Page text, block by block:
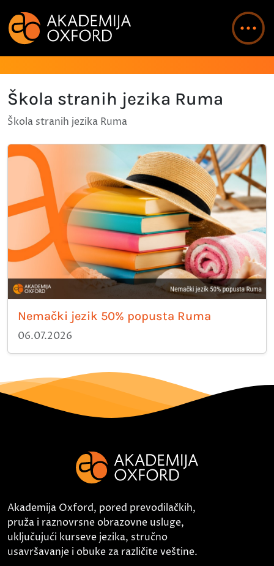
Škola stranih jezika Ruma
Škola stranih jezika Ruma
Nemački jezik 50% popusta Ruma
06.07.2026
Akademija Oxford, pored prevodilačkih,
pruža i raznovrsne obrazovne usluge,
uključujući kurseve jezika, stručno
usavršavanje i obuke za različite veštine.